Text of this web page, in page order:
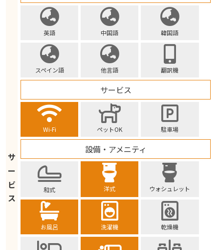
サ
ー
ビ
ス
英語 中国語 韓国語
スペイン語 他言語 翻訳機
サービス
Wi-Fi ペットOK 駐車場
設備・アメニティ
和式 洋式 ウォシュレット
お風呂 洗濯機 乾燥機